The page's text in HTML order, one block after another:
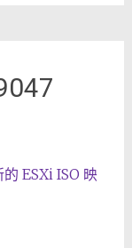
ESXi ISO 映